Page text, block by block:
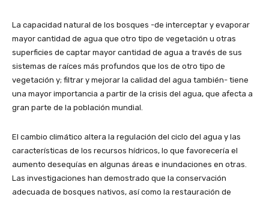
La capacidad natural de los bosques -de interceptar y evaporar
mayor cantidad de agua que otro tipo de vegetación u otras
superficies de captar mayor cantidad de agua a través de sus
sistemas de raíces más profundos que los de otro tipo de
vegetación y; filtrar y mejorar la calidad del agua también- tiene
una mayor importancia a partir de la crisis del agua, que afecta a
gran parte de la población mundial.
El cambio climático altera la regulación del ciclo del agua y las
características de los recursos hídricos, lo que favorecería el
aumento desequías en algunas áreas e inundaciones en otras.
Las investigaciones han demostrado que la conservación
adecuada de bosques nativos, así como la restauración de